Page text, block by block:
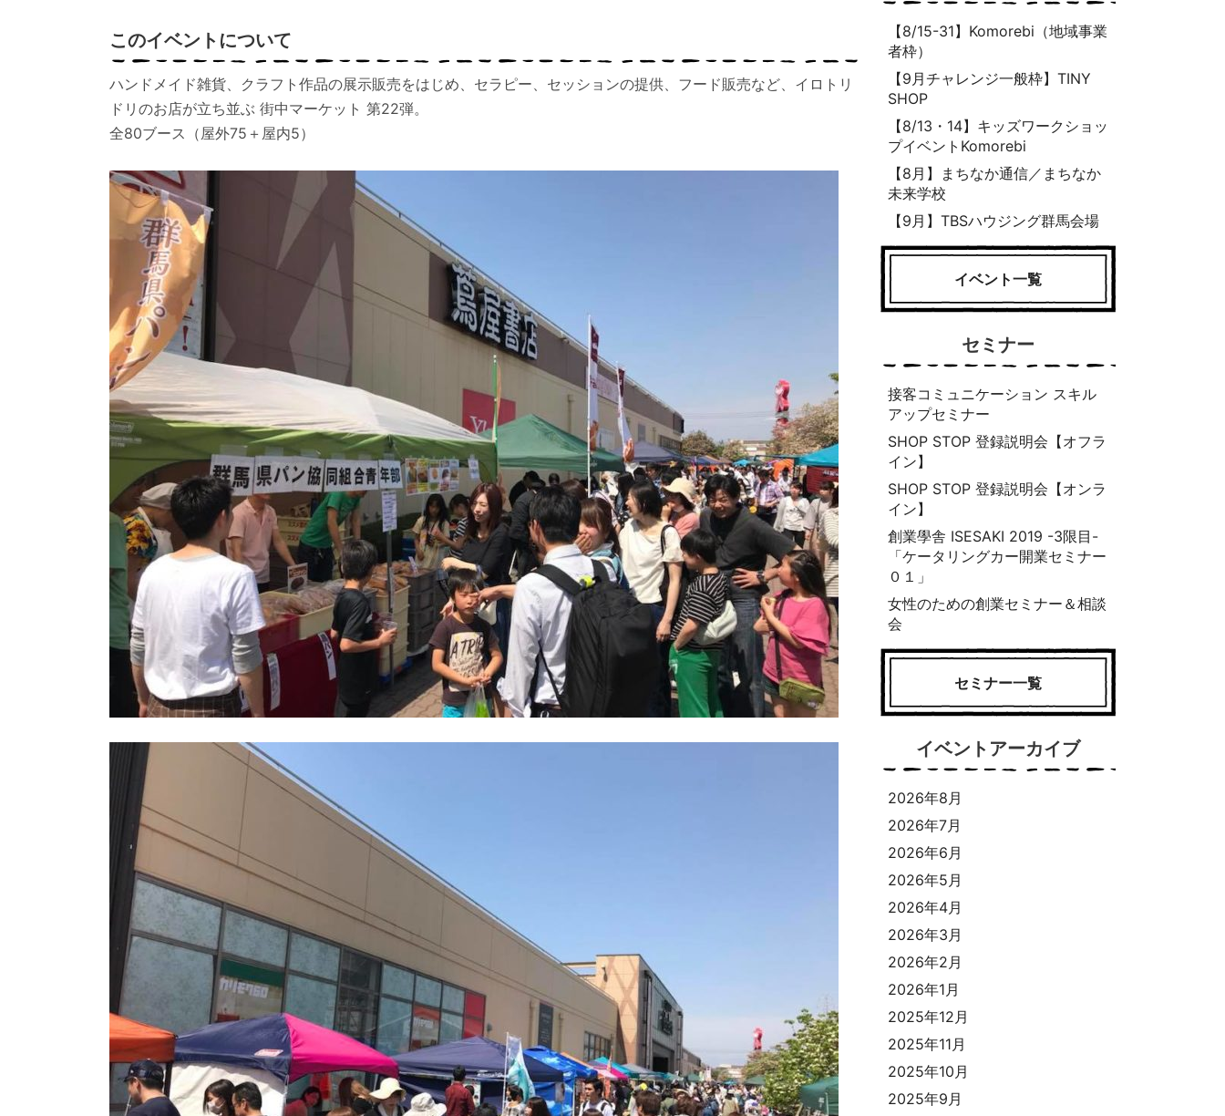
このイベントについて
ハンドメイド雑貨、クラフト作品の展示販売をはじめ、セラピー、セッションの提供、フード販売など、イロトリ
ドリのお店が立ち並ぶ 街中マーケット 第22弾。
全80ブース（屋外75＋屋内5）
【8/15-31】Komorebi（地域事業
者枠）
【9月チャレンジ一般枠】TINY
SHOP
【8/13・14】キッズワークショッ
プイベントKomorebi
【8月】まちなか通信／まちなか
未来学校
【9月】TBSハウジング群馬会場
イベント一覧
セミナー
接客コミュニケーション スキル
アップセミナー
SHOP STOP 登録説明会【オフラ
イン】
SHOP STOP 登録説明会【オンラ
イン】
創業學舎 ISESAKI 2019 -3限目-
「ケータリングカー開業セミナー
０１」
女性のための創業セミナー＆相談
会
セミナー一覧
イベントアーカイブ
2026年8月
2026年7月
2026年6月
2026年5月
2026年4月
2026年3月
2026年2月
2026年1月
2025年12月
2025年11月
2025年10月
2025年9月